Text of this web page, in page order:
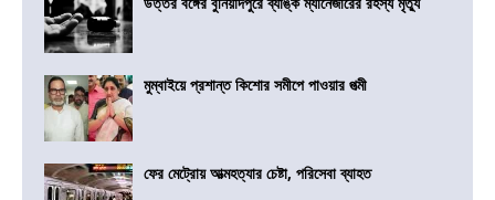
মুম্বাইয়ে প্রশান্ত কিশোর সমীপে পাওয়ার পত্মী
ফের মেট্রোয় আত্মহত্যার চেষ্টা, পরিসেবা ব্যাহত